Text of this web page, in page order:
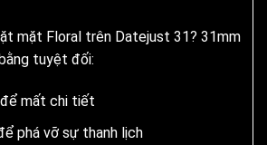
mặt Floral trên Datejust 31? 31mm
tuyệt đối:
để mất chi tiết
phá vỡ sự thanh lịch